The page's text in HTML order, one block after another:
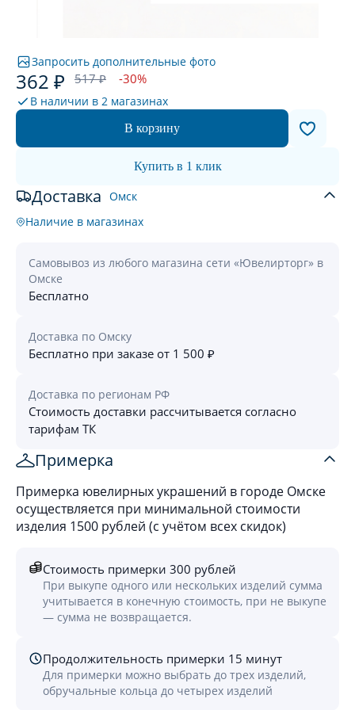
Запросить дополнительные фото
362 ₽ 517 ₽ -30%
В наличии в 2 магазинах
В корзину
Купить в 1 клик
Доставка Омск
Наличие в магазинах
Самовывоз из любого магазина сети «Ювелирторг» в
Омске
Бесплатно
Доставка по Омску
Бесплатно при заказе от 1 500 ₽
Доставка по регионам РФ
Стоимость доставки рассчитывается согласно
тарифам ТК
Примерка
Примерка ювелирных украшений в городе Омске
осуществляется при минимальной стоимости
изделия 1500 рублей (с учётом всех скидок)
Стоимость примерки 300 рублей
При выкупе одного или нескольких изделий сумма
учитывается в конечную стоимость, при не выкупе
— сумма не возвращается.
Продолжительность примерки 15 минут
Для примерки можно выбрать до трех изделий,
обручальные кольца до четырех изделий